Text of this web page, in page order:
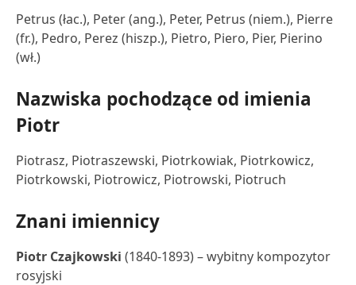
Petrus (łac.), Peter (ang.), Peter, Petrus (niem.), Pierre
(fr.), Pedro, Perez (hiszp.), Pietro, Piero, Pier, Pierino
(wł.)
Nazwiska pochodzące od imienia
Piotr
Piotrasz, Piotraszewski, Piotrkowiak, Piotrkowicz,
Piotrkowski, Piotrowicz, Piotrowski, Piotruch
Znani imiennicy
Piotr Czajkowski (1840-1893) – wybitny kompozytor
rosyjski